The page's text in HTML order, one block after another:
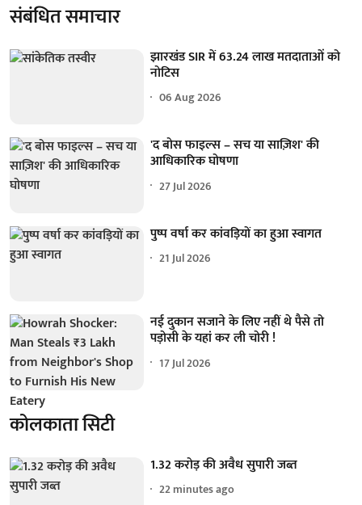
संबंधित समाचार
झारखंड SIR में 63.24 लाख मतदाताओं को
नोटिस
06 Aug 2026
'द बोस फाइल्स – सच या साज़िश' की
आधिकारिक घोषणा
27 Jul 2026
पुष्प वर्षा कर कांवड़ियों का हुआ स्वागत
21 Jul 2026
नई दुकान सजाने के लिए नहीं थे पैसे तो
पड़ोसी के यहां कर ली चोरी !
17 Jul 2026
कोलकाता सिटी
1.32 करोड़ की अवैध सुपारी जब्त
22 minutes ago